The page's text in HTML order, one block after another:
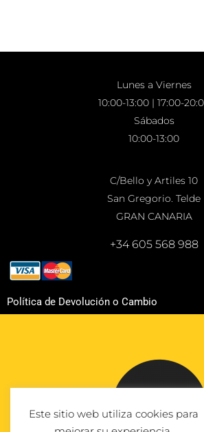
Lunes a Viernes
10:00-13:00 | 17:00-
Sábados
10:00-13:00
C/Bello y Artiles 10
San Gregorio. Telde
GRAN CANARIA
+34 605 568 988
Política de Devolución o Cambio
Este sitio web utiliza cookies para